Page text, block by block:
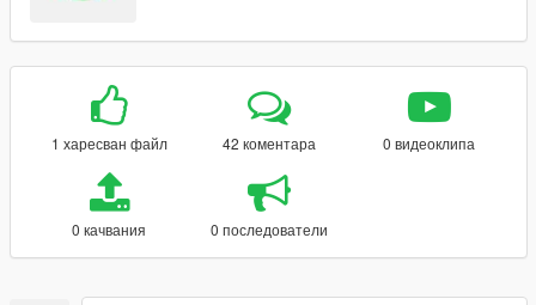
1 харесван файл 42 коментара 0 видеоклипа
0 качвания 0 последователи